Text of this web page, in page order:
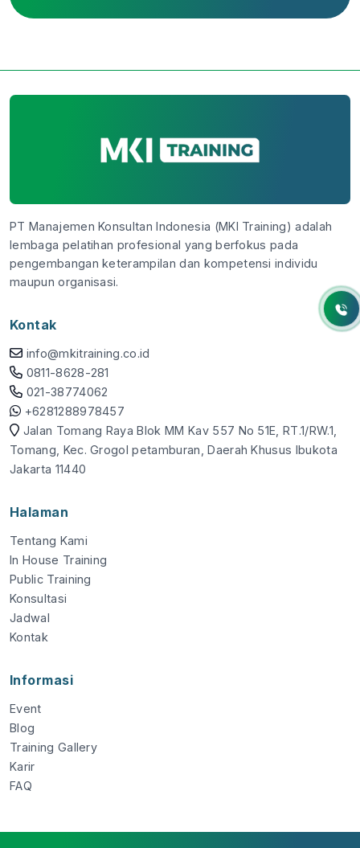
PT Manajemen Konsultan Indonesia (MKI Training) adalah
lembaga pelatihan profesional yang berfokus pada
pengembangan keterampilan dan kompetensi individu
maupun organisasi.
Kontak
info@mkitraining.co.id
0811-8628-281
021-38774062
+6281288978457
Jalan Tomang Raya Blok MM Kav 557 No 51E, RT.1/RW.1,
Tomang, Kec. Grogol petamburan, Daerah Khusus Ibukota
Jakarta 11440
Halaman
Tentang Kami
In House Training
Public Training
Konsultasi
Jadwal
Kontak
Informasi
Event
Blog
Training Gallery
Karir
FAQ